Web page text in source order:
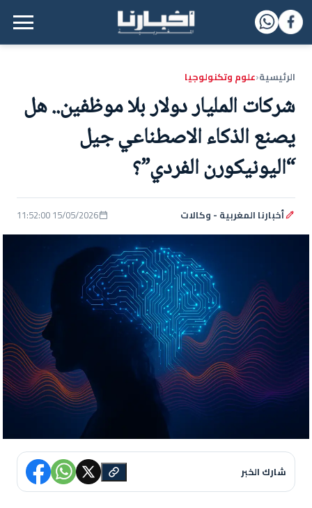
القائمة الرئيسية
الرئيسية‹علوم وتكنولوجيا
شركات المليار دولار بلا موظفين.. هل
يصنع الذكاء الاصطناعي جيل
“اليونيكورن الفردي”؟
أخبارنا المغربية - وكالات 15/05/2026 11:52:00
شارك الخبر